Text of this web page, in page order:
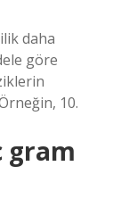
daha
göre
10.
gram